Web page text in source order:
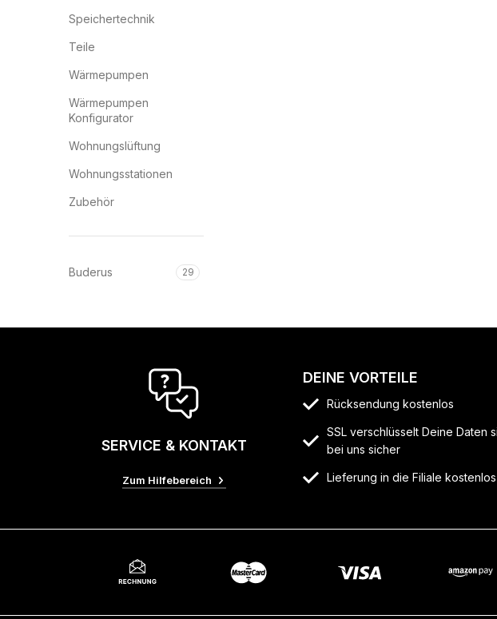
Speichertechnik
Teile
Wärmepumpen
Wärmepumpen
Konfigurator
Wohnungslüftung
Wohnungsstationen
Zubehör
Buderus 29
SERVICE & KONTAKT
Zum Hilfebereich
DEINE VORTEILE
Rücksendung kostenlos
SSL verschlüsselt Deine Daten
bei uns sicher
Lieferung in die Filiale kostenlos